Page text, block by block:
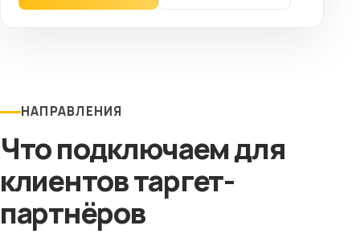
НАПРАВЛЕНИЯ
Что подключаем для
клиентов таргет-
партнёров